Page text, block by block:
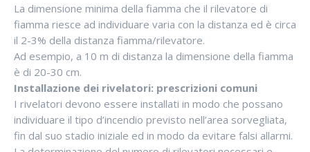
La dimensione minima della fiamma che il rilevatore di
fiamma riesce ad individuare varia con la distanza ed è circa
il 2-3% della distanza fiamma/rilevatore.
Ad esempio, a 10 m di distanza la dimensione della fiamma
è di 20-30 cm.
Installazione dei rivelatori: prescrizioni comuni
I rivelatori devono essere installati in modo che possano
individuare il tipo d’incendio previsto nell’area sorvegliata,
fin dal suo stadio iniziale ed in modo da evitare falsi allarmi.